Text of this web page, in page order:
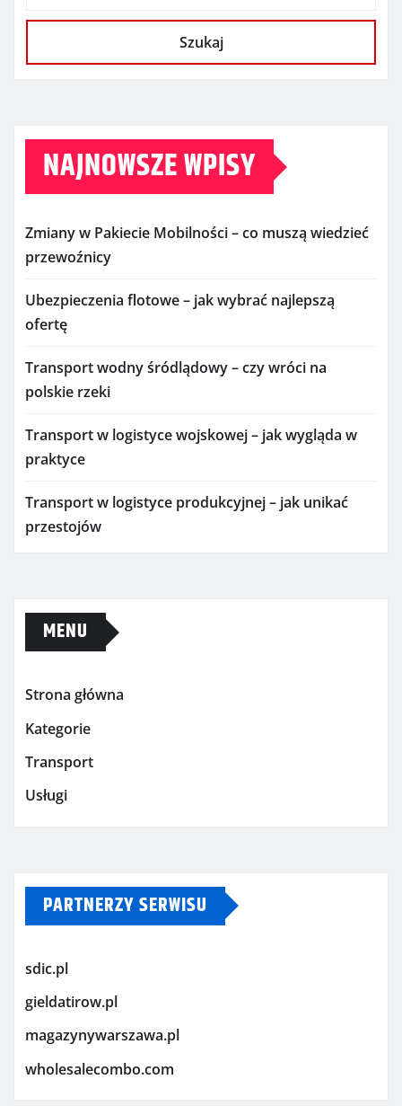
Szukaj
NAJNOWSZE WPISY
Zmiany w Pakiecie Mobilności – co muszą wiedzieć
przewoźnicy
Ubezpieczenia flotowe – jak wybrać najlepszą
ofertę
Transport wodny śródlądowy – czy wróci na
polskie rzeki
Transport w logistyce wojskowej – jak wygląda w
praktyce
Transport w logistyce produkcyjnej – jak unikać
przestojów
MENU
Strona główna
Kategorie
Transport
Usługi
PARTNERZY SERWISU
sdic.pl
gieldatirow.pl
magazynywarszawa.pl
wholesalecombo.com